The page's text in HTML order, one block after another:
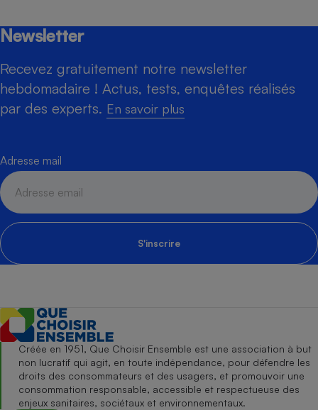
Newsletter
Recevez gratuitement notre newsletter
hebdomadaire ! Actus, tests, enquêtes réalisés
par des experts. En savoir plus
Adresse mail
S'inscrire
Créée en 1951, Que Choisir Ensemble est une association à but
non lucratif qui agit, en toute indépendance, pour défendre les
droits des consommateurs et des usagers, et promouvoir une
consommation responsable, accessible et respectueuse des
enjeux sanitaires, sociétaux et environnementaux.